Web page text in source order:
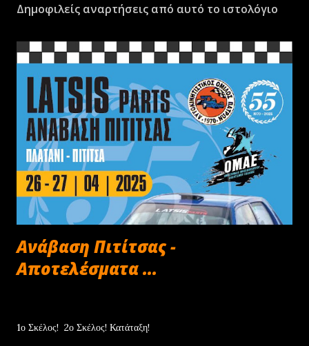
Δημοφιλείς αναρτήσεις από αυτό το ιστολόγιο
Ανάβαση Πιτίτσας -
Αποτελέσματα ...
1ο Σκέλος! 2ο Σκέλος! Κατάταξη!